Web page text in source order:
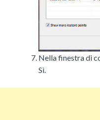
Nella finestra di
Sì.